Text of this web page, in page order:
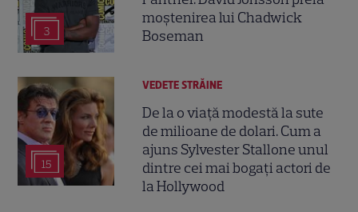
3
moștenirea lui Chadwick
Boseman
15
VEDETE STRĂINE
De la o viață modestă la sute
de milioane de dolari. Cum a
ajuns Sylvester Stallone unul
dintre cei mai bogați actori de
la Hollywood